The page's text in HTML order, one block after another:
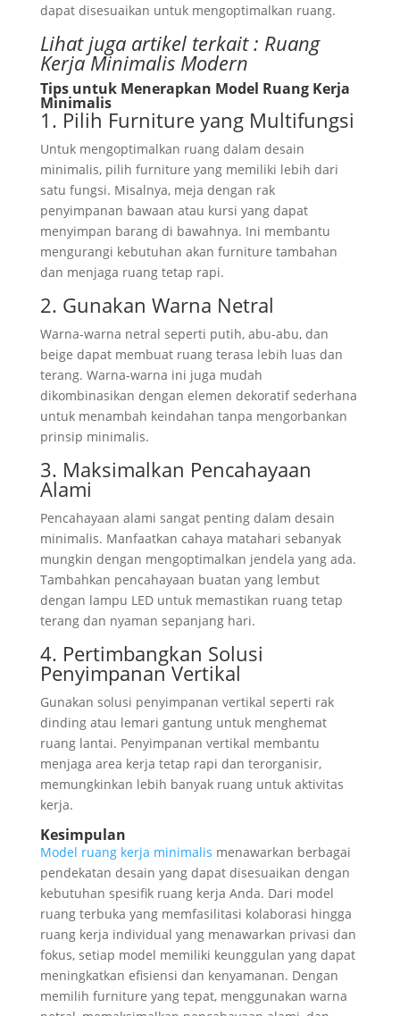
dapat disesuaikan untuk mengoptimalkan ruang.
Lihat juga artikel terkait : Ruang
Kerja Minimalis Modern
Tips untuk Menerapkan Model Ruang Kerja
Minimalis
1. Pilih Furniture yang Multifungsi
Untuk mengoptimalkan ruang dalam desain
minimalis, pilih furniture yang memiliki lebih dari
satu fungsi. Misalnya, meja dengan rak
penyimpanan bawaan atau kursi yang dapat
menyimpan barang di bawahnya. Ini membantu
mengurangi kebutuhan akan furniture tambahan
dan menjaga ruang tetap rapi.
2. Gunakan Warna Netral
Warna-warna netral seperti putih, abu-abu, dan
beige dapat membuat ruang terasa lebih luas dan
terang. Warna-warna ini juga mudah
dikombinasikan dengan elemen dekoratif sederhana
untuk menambah keindahan tanpa mengorbankan
prinsip minimalis.
3. Maksimalkan Pencahayaan
Alami
Pencahayaan alami sangat penting dalam desain
minimalis. Manfaatkan cahaya matahari sebanyak
mungkin dengan mengoptimalkan jendela yang ada.
Tambahkan pencahayaan buatan yang lembut
dengan lampu LED untuk memastikan ruang tetap
terang dan nyaman sepanjang hari.
4. Pertimbangkan Solusi
Penyimpanan Vertikal
Gunakan solusi penyimpanan vertikal seperti rak
dinding atau lemari gantung untuk menghemat
ruang lantai. Penyimpanan vertikal membantu
menjaga area kerja tetap rapi dan terorganisir,
memungkinkan lebih banyak ruang untuk aktivitas
kerja.
Kesimpulan
Model ruang kerja minimalis menawarkan berbagai
pendekatan desain yang dapat disesuaikan dengan
kebutuhan spesifik ruang kerja Anda. Dari model
ruang terbuka yang memfasilitasi kolaborasi hingga
ruang kerja individual yang menawarkan privasi dan
fokus, setiap model memiliki keunggulan yang dapat
meningkatkan efisiensi dan kenyamanan. Dengan
memilih furniture yang tepat, menggunakan warna